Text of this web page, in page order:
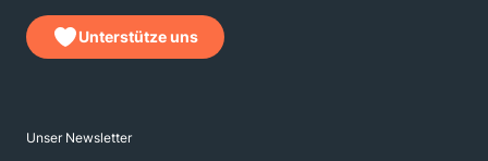
Unterstütze uns